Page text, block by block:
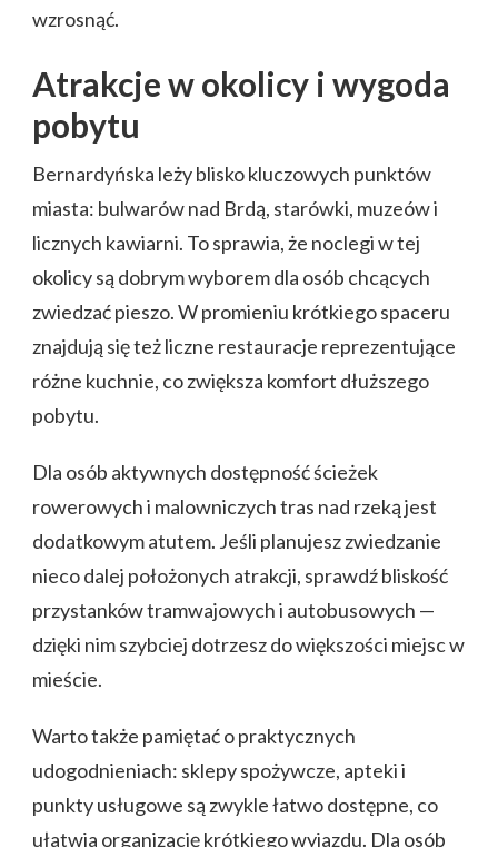
wzrosnąć.
Atrakcje w okolicy i wygoda
pobytu
Bernardyńska leży blisko kluczowych punktów
miasta: bulwarów nad Brdą, starówki, muzeów i
licznych kawiarni. To sprawia, że noclegi w tej
okolicy są dobrym wyborem dla osób chcących
zwiedzać pieszo. W promieniu krótkiego spaceru
znajdują się też liczne restauracje reprezentujące
różne kuchnie, co zwiększa komfort dłuższego
pobytu.
Dla osób aktywnych dostępność ścieżek
rowerowych i malowniczych tras nad rzeką jest
dodatkowym atutem. Jeśli planujesz zwiedzanie
nieco dalej położonych atrakcji, sprawdź bliskość
przystanków tramwajowych i autobusowych —
dzięki nim szybciej dotrzesz do większości miejsc w
mieście.
Warto także pamiętać o praktycznych
udogodnieniach: sklepy spożywcze, apteki i
punkty usługowe są zwykle łatwo dostępne, co
ułatwia organizację krótkiego wyjazdu. Dla osób